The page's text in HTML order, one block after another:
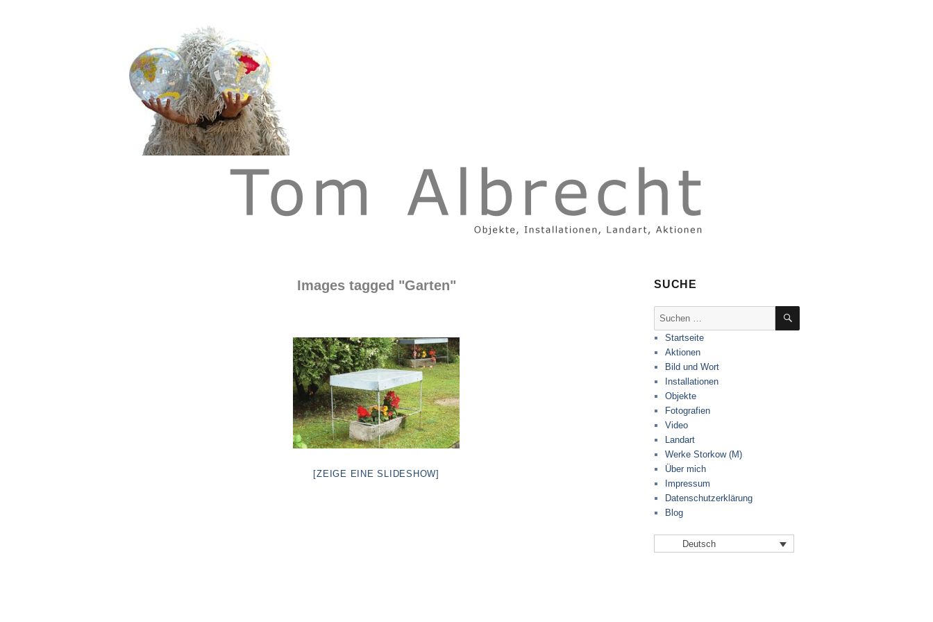
Tom Albrecht
Images tagged "Garten"
[ZEIGE EINE SLIDESHOW]
SUCHE
Suche
SUCHEN
Startseite
Aktionen
Bild und Wort
Installationen
Objekte
Fotografien
Video
Landart
Werke Storkow (M)
Über mich
Impressum
Datenschutzerklärung
Blog
Deutsch